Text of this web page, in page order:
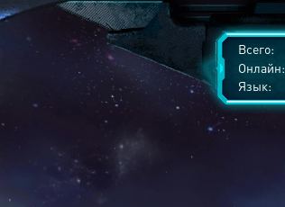
Всего:
Онлайн:
Язык: